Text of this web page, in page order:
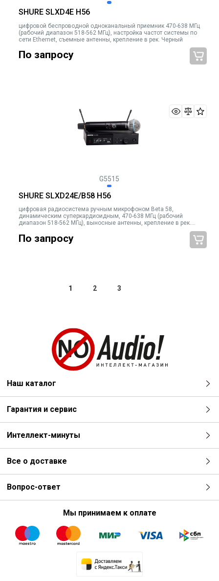
SHURE SLXD4E H56
цифровой беспроводной одноканальный приемник 470-638 МГц
(рабочий диапазон 518-562 МГц), настройка частот системы по
сети Ethernet, съемные антенны, крепление в рек. Черный
По запросу
G5515
SHURE SLXD24E/B58 H56
цифровая радиосистема ручным микрофоном Beta 58,
динамическим суперкардиоидным, 470-638 МГц (рабочий
диапазон 518-562 МГц), выносные антенны, крепление в рек.
По запросу
1 2 3
Наш каталог
Гарантия и сервис
Интеллект-минуты
Все о доставке
Вопрос-ответ
Мы принимаем к оплате